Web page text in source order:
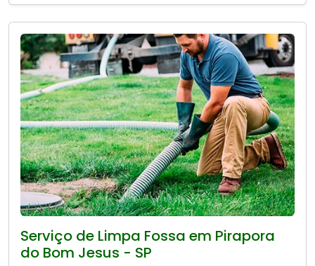
Serviço de Limpa Fossa em Pirapora
do Bom Jesus - SP